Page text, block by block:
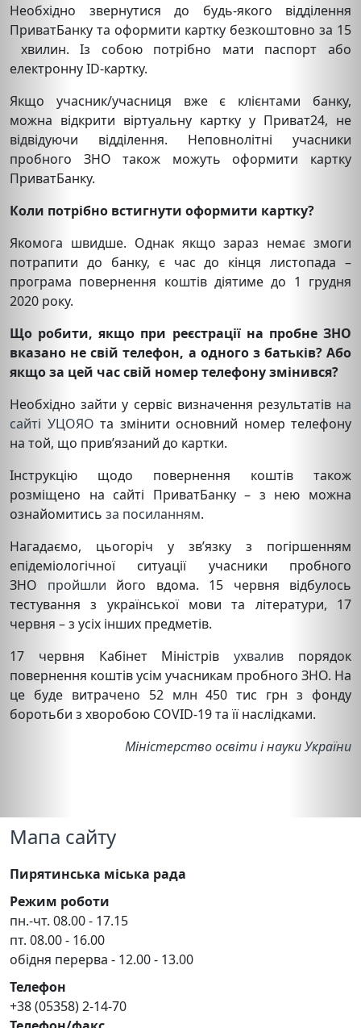
Необхідно звернутися до будь-якого відділення
ПриватБанку та оформити картку безкоштовно за 15
хвилин. Із собою потрібно мати паспорт або
електронну ID-картку.
Якщо учасник/учасниця вже є клієнтами банку,
можна відкрити віртуальну картку у Приват24, не
відвідуючи відділення. Неповнолітні учасники
пробного ЗНО також можуть оформити картку
ПриватБанку.
Коли потрібно встигнути оформити картку?
Якомога швидше. Однак якщо зараз немає змоги
потрапити до банку, є час до кінця листопада –
програма повернення коштів діятиме до 1 грудня
2020 року.
Що робити, якщо при реєстрації на пробне ЗНО
вказано не свій телефон, а одного з батьків? Або
якщо за цей час свій номер телефону змінився?
Необхідно зайти у сервіс визначення результатів на
сайті УЦОЯО та змінити основний номер телефону
на той, що прив’язаний до картки.
Інструкцію щодо повернення коштів також
розміщено на сайті ПриватБанку – з нею можна
ознайомитись за посиланням.
Нагадаємо, цьогоріч у зв’язку з погіршенням
епідеміологічної ситуації учасники пробного
ЗНО пройшли його вдома. 15 червня відбулось
тестування з української мови та літератури, 17
червня – з усіх інших предметів.
17 червня Кабінет Міністрівухвалив порядок
повернення коштів усім учасникам пробного ЗНО. На
це буде витрачено 52 млн 450 тис грн з фонду
боротьби з хворобою COVID-19 та її наслідками.
Міністерство освіти і науки України
Мапа сайту
Пирятинська міська рада
Режим роботи
пн.-чт. 08.00 - 17.15
пт. 08.00 - 16.00
обідня перерва - 12.00 - 13.00
Телефон
+38 (05358) 2-14-70